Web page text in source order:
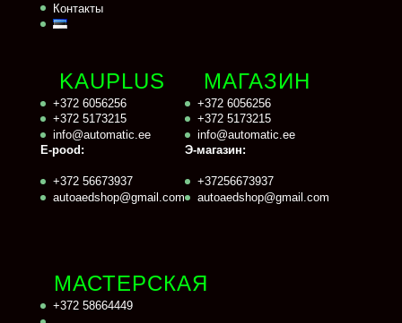
Контакты
KAUPLUS
+372 6056256
+372 5173215
info@automatic.ee
E-pood:
+372 56673937
autoaedshop@gmail.com
МАГАЗИН
+372 6056256
+372 5173215
info@automatic.ee
Э-магазин:
+37256673937
autoaedshop@gmail.com
МАСТЕРСКАЯ
+372 58664449